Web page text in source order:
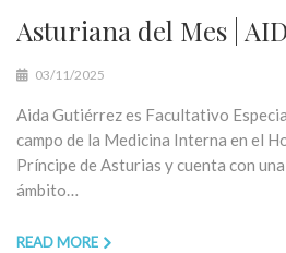
Asturiana del Mes |
03/11/2025
Aida Gutiérrez es Facultativo
campo de la Medicina Interna en el
Príncipe de Asturias y cuenta con
ámbito…
READ MORE